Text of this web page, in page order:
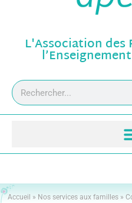
L'Association des
Accueil » Nos services aux familles »